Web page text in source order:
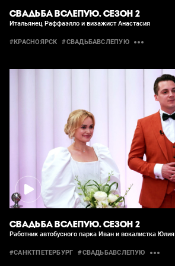
СВАДЬБА ВСЛЕПУЮ. СЕЗОН 2
Итальянец Раффаэлло и визажист Анастасия
#КРАСНОЯРСК #СВАДЬБАВСЛЕПУЮ
СВАДЬБА ВСЛЕПУЮ. СЕЗОН 2
Работник автобусного парка Иван и вокалистка Юлия
#САНКТПЕТЕРБУРГ #СВАДЬБАВСЛЕПУЮ